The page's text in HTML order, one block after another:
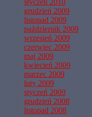
styczeń 2010
grudzień 2009
listopad 2009
październik 2009
wrzesień 2009
czerwiec 2009
maj 2009
kwiecień 2009
marzec 2009
luty 2009
styczeń 2009
grudzień 2008
listopad 2008